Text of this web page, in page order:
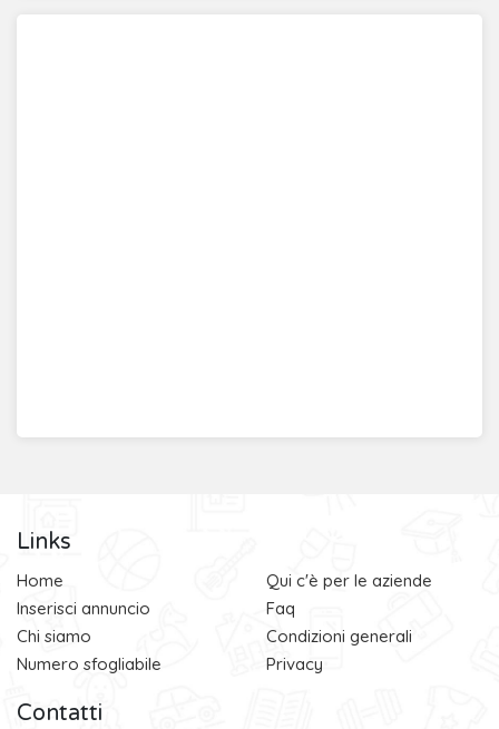
Links
Home
Inserisci annuncio
Chi siamo
Numero sfogliabile
Qui c'è per le aziende
Faq
Condizioni generali
Privacy
Contatti